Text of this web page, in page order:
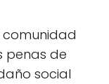
comunidad
penas de
social